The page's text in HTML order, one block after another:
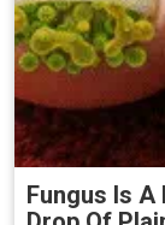
Fungus Is